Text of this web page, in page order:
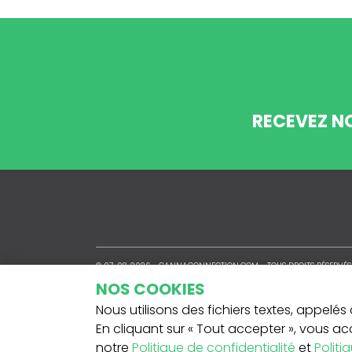
RECEVEZ
© 07-08-2026 -CANNACONNECTION.COM- TOUS DROITS RÉSERVÉS.
NOS COOKIES
Nous utilisons des fichiers textes,
En cliquant sur « Tout accepter », vous
notre Politique de confidentialité et